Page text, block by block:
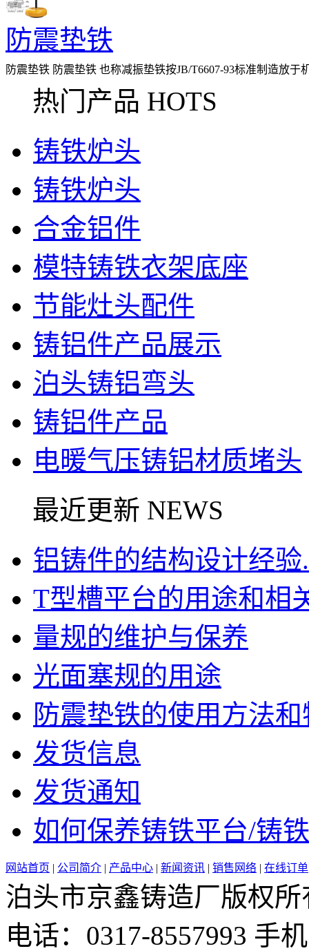
防震垫铁
防震垫铁 防震垫铁 也称减振垫铁按JB/T6607-93标准制造放
设备,印刷机械,食品加工机械等
热门产品 HOTS
铸铁炉头
铸铁炉头
合金铝件
模特铸铁衣架底座
节能灶头配件
铸铝件产品展示
泊头铸铝弯头
铸铝件产品
电暖气压铸铝材质堵头
最近更新 NEWS
铝铸件的结构设计经验
T型槽平台的用途和相
量规的维护与保养
光面塞规的用途
防震垫铁的使用方法和
发货信息
发货通知
如何保养铸铁平台/铸
网站首页 | 公司简介 | 产品中心 | 新闻资讯 | 销售网络 | 在线订单
泊头市京鑫铸造厂版权所
电话：0317-8557993 手